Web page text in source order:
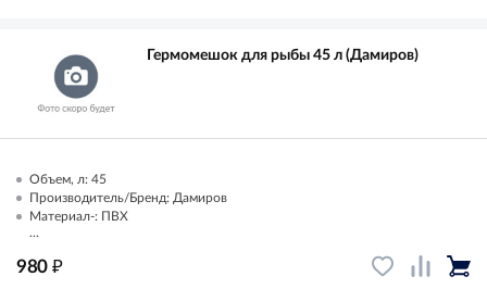
Гермомешок для рыбы 45 л (Дамиров)
Объем, л: 45
Производитель/Бренд: Дамиров
Материал-: ПВХ
...
980 ₽